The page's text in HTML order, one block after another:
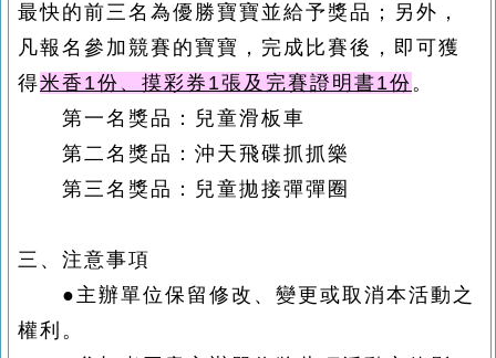
最快的前三名為優勝寶寶並給予獎品；另外，
凡報名參加競賽的寶寶，完成比賽後，即可獲
得米香1份、摸彩券1張及完賽證明書1份。
第一名獎品：兒童滑板車
第二名獎品：沖天飛碟抓抓樂
第三名獎品：兒童拋接彈彈圈
三、注意事項
●主辦單位保留修改、變更或取消本活動之
權利。